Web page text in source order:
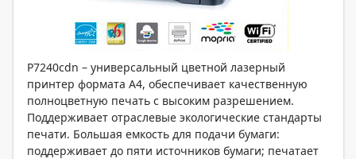
P7240cdn – универсальный цветной лазерный
принтер формата А4, обеспечивает качественную
полноцветную печать с высоким разрешением.
Поддерживает отраслевые экологические стандарты
печати. Большая емкость для подачи бумаги:
поддерживает до пяти источников бумаги; печатает